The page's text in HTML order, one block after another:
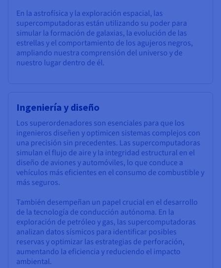
En la astrofísica y la exploración espacial, las
supercomputadoras están utilizando su poder para
simular la formación de galaxias, la evolución de las
estrellas y el comportamiento de los agujeros negros,
ampliando nuestra comprensión del universo y de
nuestro lugar dentro de él.
Ingeniería y diseño
Los superordenadores son esenciales para que los
ingenieros diseñen y optimicen sistemas complejos con
una precisión sin precedentes. Las supercomputadoras
simulan el flujo de aire y la integridad estructural en el
diseño de aviones y automóviles, lo que conduce a
vehículos más eficientes en el consumo de combustible y
más seguros.
También desempeñan un papel crucial en el desarrollo
de la tecnología de conducción autónoma. En la
exploración de petróleo y gas, las supercomputadoras
analizan datos sísmicos para identificar posibles
reservas y optimizar las estrategias de perforación,
aumentando la eficiencia y reduciendo el impacto
ambiental.